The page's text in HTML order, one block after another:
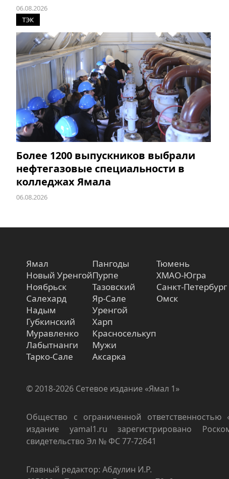
06.08.2026
ТЭК
Более 1200 выпускников выбрали
нефтегазовые специальности в
колледжах Ямала
06.08.2026
Ямал
Новый Уренгой
Ноябрьск
Салехард
Надым
Губкинский
Муравленко
Лабытнанги
Тарко-Сале
Пангоды
Пурпе
Тазовский
Яр-Сале
Уренгой
Харп
Красноселькуп
Мужи
Аксарка
Тюмень
ХМАО-Югра
Санкт-Петербург
Омск
© 2018-2026 Сетевое издание «Ямал 1»
Общество с ограниченной ответственностью
издание yamal1.ru зарегистрировано
свидетельство Эл № ФС 77-72641
Главный редактор: Абдулин И.Р.